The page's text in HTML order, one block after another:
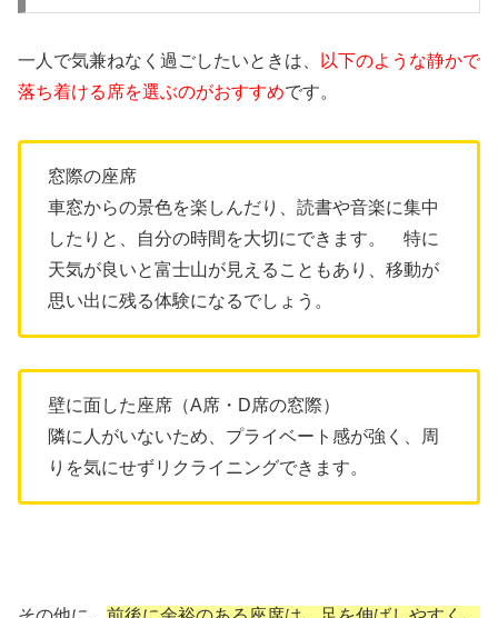
一人で気兼ねなく過ごしたいときは、
以下のような静かで
落ち着ける席を選ぶのがおすすめです。
窓際の座席
車窓からの景色を楽しんだり、読書や音楽に集中
したりと、自分の時間を大切にできます。 特に
天気が良いと富士山が見えることもあり、移動が
思い出に残る体験になるでしょう。
壁に面した座席（A席・D席の窓際）
隣に人がいないため、プライベート感が強く、周
りを気にせずリクライニングできます。